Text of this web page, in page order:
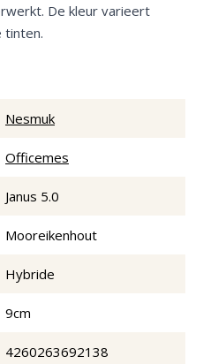
De kleur varieert
tinten.
Nesmuk
Officemes
Janus 5.0
Mooreikenhout
Hybride
9cm
4260263692138